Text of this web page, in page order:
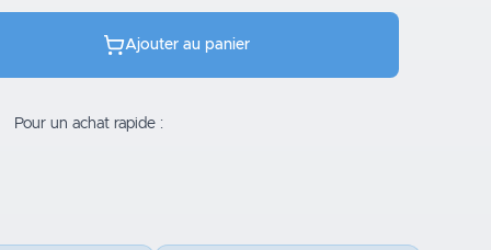
Ajouter au panier
Pour un achat rapide :